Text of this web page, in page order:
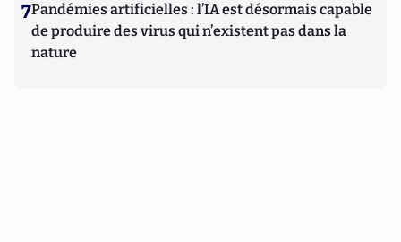
7Pandémies artificielles : l’IA est désormais capable
de produire des virus qui n’existent pas dans la
nature